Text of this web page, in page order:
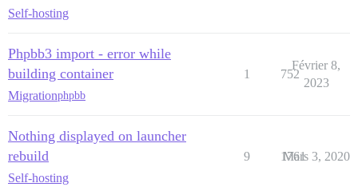
Self-hosting
Phpbb3 import - error while
building container
Migrationphpbb
1 752
Février 8,
2023
Nothing displayed on launcher
rebuild
Self-hosting
9 1761
Mars 3, 2020